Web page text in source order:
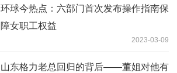
环球今热点：六部门首次发布操作指南保
障女职工权益
2023-03-09
山东格力老总回归的背后——董姐对他有